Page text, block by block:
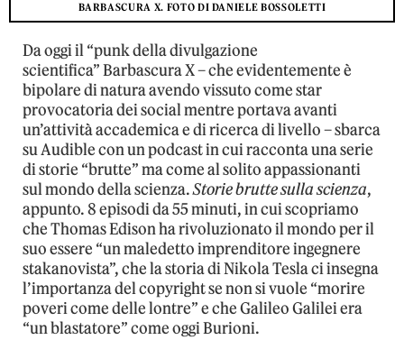
BARBASCURA X. FOTO DI DANIELE BOSSOLETTI
Da oggi il “punk della divulgazione
scientifica” Barbascura X – che evidentemente è
bipolare di natura avendo vissuto come star
provocatoria dei social mentre portava avanti
un’attività accademica e di ricerca di livello – sbarca
su Audible con un podcast in cui racconta una serie
di storie “brutte” ma come al solito appassionanti
sul mondo della scienza.Storie brutte sulla scienza,
appunto. 8 episodi da 55 minuti, in cui scopriamo
che Thomas Edison ha rivoluzionato il mondo per il
suo essere “un maledetto imprenditore ingegnere
stakanovista”, che la storia di Nikola Tesla ci insegna
l’importanza del copyright se non si vuole “morire
poveri come delle lontre” e che Galileo Galilei era
“un blastatore” come oggi Burioni.